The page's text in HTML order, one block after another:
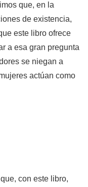
que, en la
de existencia,
este libro ofrece
a esa gran pregunta
se niegan a
actúan como
con este libro,